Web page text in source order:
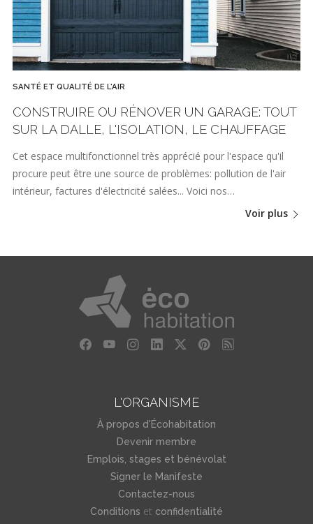
SANTÉ ET QUALITÉ DE L'AIR
CONSTRUIRE OU RÉNOVER UN GARAGE: TOUT
SUR LA DALLE, L'ISOLATION, LE CHAUFFAGE
Cet espace multifonctionnel très apprécié pour l'espace qu'il
procure peut être une source de problèmes: pollution de l'air
intérieur, factures d'électricité salées... Voici nos…
Voir plus
L'ORGANISME
À propos d'Écohabitation
Devenir membre
Emplois, stages et bénévolat
Signer le Manifeste
Contactez-nous
Conditions et confidentialité